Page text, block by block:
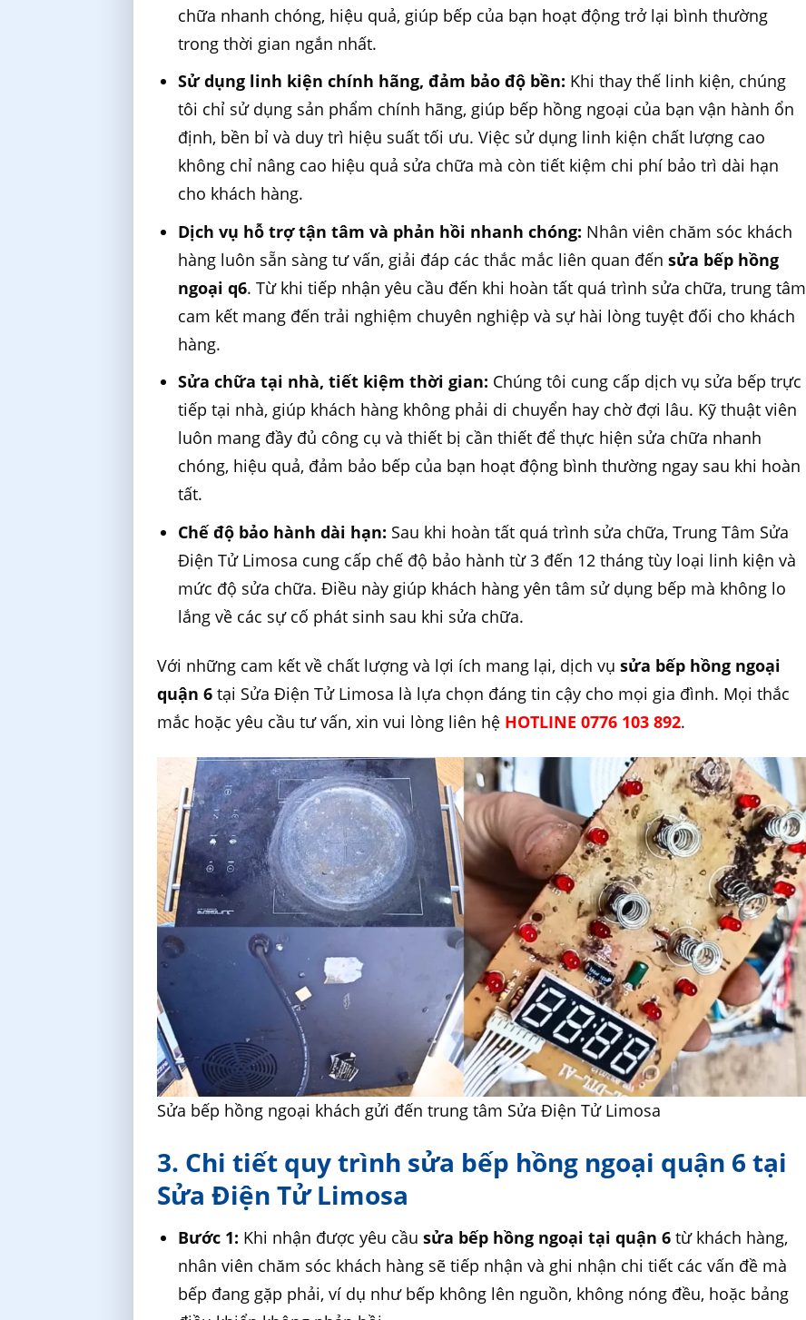
chữa nhanh chóng, hiệu quả, giúp bếp của bạn hoạt động trở lại bình thường
trong thời gian ngắn nhất.
Sử dụng linh kiện chính hãng, đảm bảo độ bền: Khi thay thế linh kiện, chúng
tôi chỉ sử dụng sản phẩm chính hãng, giúp bếp hồng ngoại của bạn vận hành ổn
định, bền bỉ và duy trì hiệu suất tối ưu. Việc sử dụng linh kiện chất lượng cao
không chỉ nâng cao hiệu quả sửa chữa mà còn tiết kiệm chi phí bảo trì dài hạn
cho khách hàng.
Dịch vụ hỗ trợ tận tâm và phản hồi nhanh chóng: Nhân viên chăm sóc khách
hàng luôn sẵn sàng tư vấn, giải đáp các thắc mắc liên quan đếnsửa bếp hồng
ngoại q6. Từ khi tiếp nhận yêu cầu đến khi hoàn tất quá trình sửa chữa, trung tâm
cam kết mang đến trải nghiệm chuyên nghiệp và sự hài lòng tuyệt đối cho khách
hàng.
Sửa chữa tại nhà, tiết kiệm thời gian: Chúng tôi cung cấp dịch vụ sửa bếp trực
tiếp tại nhà, giúp khách hàng không phải di chuyển hay chờ đợi lâu. Kỹ thuật viên
luôn mang đầy đủ công cụ và thiết bị cần thiết để thực hiện sửa chữa nhanh
chóng, hiệu quả, đảm bảo bếp của bạn hoạt động bình thường ngay sau khi hoàn
tất.
Chế độ bảo hành dài hạn: Sau khi hoàn tất quá trình sửa chữa, Trung Tâm Sửa
Điện Tử Limosa cung cấp chế độ bảo hành từ 3 đến 12 tháng tùy loại linh kiện và
mức độ sửa chữa. Điều này giúp khách hàng yên tâm sử dụng bếp mà không lo
lắng về các sự cố phát sinh sau khi sửa chữa.
Với những cam kết về chất lượng và lợi ích mang lại, dịch vụsửa bếp hồng ngoại
quận 6 tại Sửa Điện Tử Limosa là lựa chọn đáng tin cậy cho mọi gia đình. Mọi thắc
mắc hoặc yêu cầu tư vấn, xin vui lòng liên hệ HOTLINE 0776 103 892.
Sửa bếp hồng ngoại khách gửi đến trung tâm Sửa Điện Tử Limosa
3. Chi tiết quy trình sửa bếp hồng ngoại quận 6 tại
Sửa Điện Tử Limosa
Bước 1: Khi nhận được yêu cầusửa bếp hồng ngoại tại quận 6 từ khách hàng,
nhân viên chăm sóc khách hàng sẽ tiếp nhận và ghi nhận chi tiết các vấn đề mà
bếp đang gặp phải, ví dụ như bếp không lên nguồn, không nóng đều, hoặc bảng